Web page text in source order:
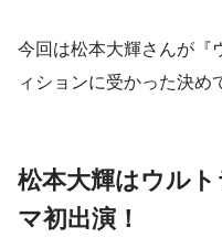
今回は松本大輝さんが『
ィションに受かった決め
松本大輝はウル
マ初出演！